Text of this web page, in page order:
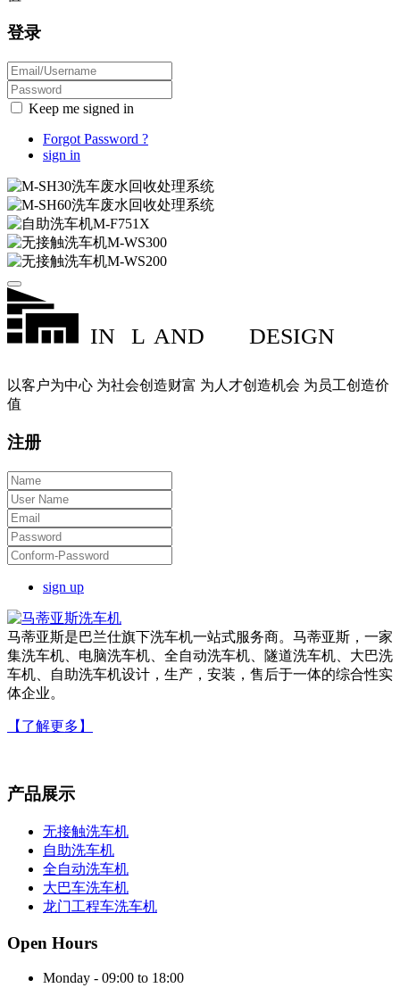
登录
Keep me signed in
Forgot Password ?
sign in
IN L AND DESIGN
以客户为中心 为社会创造财富 为人才创造机会 为员工创造价
值
注册
sign up
马蒂亚斯是巴兰仕旗下洗车机一站式服务商。马蒂亚斯，一家
集洗车机、电脑洗车机、全自动洗车机、隧道洗车机、大巴洗
车机、自助洗车机设计，生产，安装，售后于一体的综合性实
体企业。
【了解更多】
产品展示
无接触洗车机
自助洗车机
全自动洗车机
大巴车洗车机
龙门工程车洗车机
Open Hours
Monday - 09:00 to 18:00